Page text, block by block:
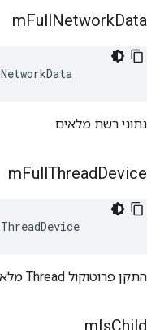
mFullNetworkData
נתוני רשת מלאים.
mFullThreadDevice
התקן פרוטוקול Thread מלא.
mIsChild